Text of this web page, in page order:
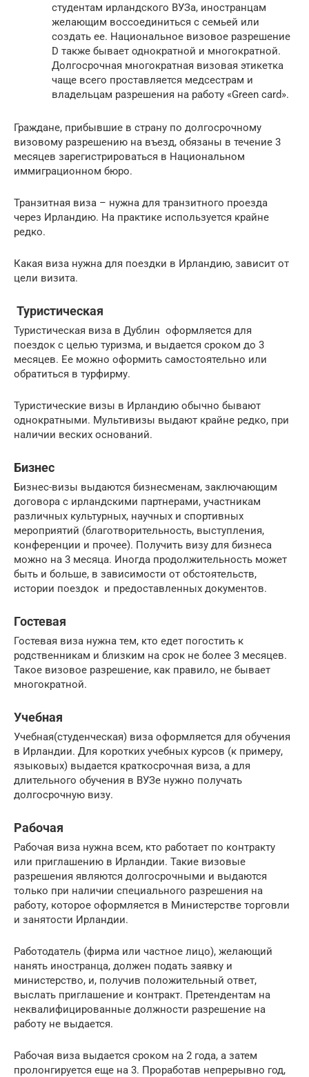
студентам ирландского ВУЗа, иностранцам
желающим воссоединиться с семьей или
создать ее. Национальное визовое разрешение
D также бывает однократной и многократной.
Долгосрочная многократная визовая этикетка
чаще всего проставляется медсестрам и
владельцам разрешения на работу «Green card».
Граждане, прибывшие в страну по долгосрочному
визовому разрешению на въезд, обязаны в течение 3
месяцев зарегистрироваться в Национальном
иммиграционном бюро.
Транзитная виза – нужна для транзитного проезда
через Ирландию. На практике используется крайне
редко.
Какая виза нужна для поездки в Ирландию, зависит от
цели визита.
Туристическая
Туристическая виза в Дублин оформляется для
поездок с целью туризма, и выдается сроком до 3
месяцев. Ее можно оформить самостоятельно или
обратиться в турфирму.
Туристические визы в Ирландию обычно бывают
однократными. Мультивизы выдают крайне редко, при
наличии веских оснований.
Бизнес
Бизнес-визы выдаются бизнесменам, заключающим
договора с ирландскими партнерами, участникам
различных культурных, научных и спортивных
мероприятий (благотворительность, выступления,
конференции и прочее). Получить визу для бизнеса
можно на 3 месяца. Иногда продолжительность может
быть и больше, в зависимости от обстоятельств,
истории поездок и предоставленных документов.
Гостевая
Гостевая виза нужна тем, кто едет погостить к
родственникам и близким на срок не более 3 месяцев.
Такое визовое разрешение, как правило, не бывает
многократной.
Учебная
Учебная(студенческая) виза оформляется для обучения
в Ирландии. Для коротких учебных курсов (к примеру,
языковых) выдается краткосрочная виза, а для
длительного обучения в ВУЗе нужно получать
долгосрочную визу.
Рабочая
Рабочая виза нужна всем, кто работает по контракту
или приглашению в Ирландии. Такие визовые
разрешения являются долгосрочными и выдаются
только при наличии специального разрешения на
работу, которое оформляется в Министерстве торговли
и занятости Ирландии.
Работодатель (фирма или частное лицо), желающий
нанять иностранца, должен подать заявку и
министерство, и, получив положительный ответ,
выслать приглашение и контракт. Претендентам на
неквалифицированные должности разрешение на
работу не выдается.
Рабочая виза выдается сроком на 2 года, а затем
пролонгируется еще на 3. Проработав непрерывно год,